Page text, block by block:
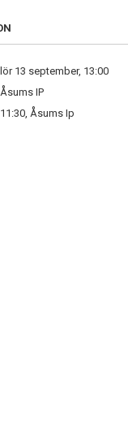
lör 13 september, 13:00
Åsums IP
11:30, Åsums Ip